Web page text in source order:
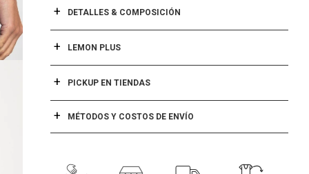
DETALLES & COMPOSICIÓN
LEMON PLUS
PICKUP EN TIENDAS
MÉTODOS Y COSTOS DE ENVÍO